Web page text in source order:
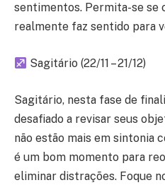
sentimentos. Permita-se se
realmente faz sentido para
Sagitário (22/11 – 21/12)
Sagitário, nesta fase de
desafiado a revisar seus
não estão mais em sintonia
é um bom momento para
eliminar distrações. Foque